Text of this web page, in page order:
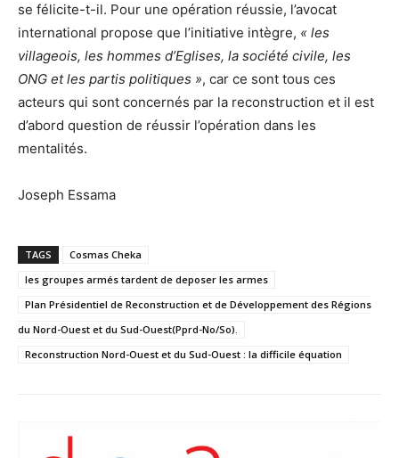
se félicite-t-il. Pour une opération réussie, l’avocat
international propose que l’initiative intègre, « les
villageois, les hommes d’Eglises, la société civile, les
ONG et les partis politiques », car ce sont tous ces
acteurs qui sont concernés par la reconstruction et il est
d’abord question de réussir l’opération dans les
mentalités.
Joseph Essama
TAGS
Cosmas Cheka
les groupes armés tardent de deposer les armes
Plan Présidentiel de Reconstruction et de Développement des Régions
du Nord-Ouest et du Sud-Ouest(Pprd-No/So).
Reconstruction Nord-Ouest et du Sud-Ouest : la difficile équation